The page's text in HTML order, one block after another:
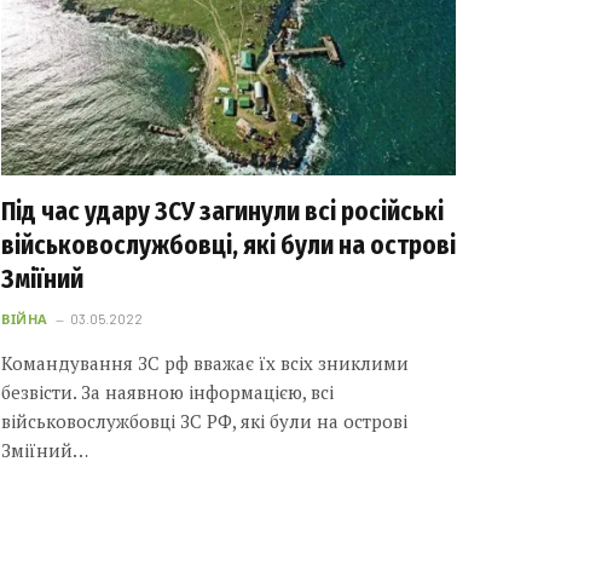
Під час удару ЗСУ загинули всі російські
військовослужбовці, які були на острові
Зміїний
ВІЙНА 03.05.2022
Командування ЗС рф вважає їх всіх зниклими
безвісти. За наявною інформацією, всі
військовослужбовці ЗС РФ, які були на острові
Зміїний…